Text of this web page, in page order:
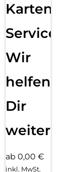
Karten
Service:
Wir
helfen
Dir
weiter
ab 0,00 €
inkl. MwSt.